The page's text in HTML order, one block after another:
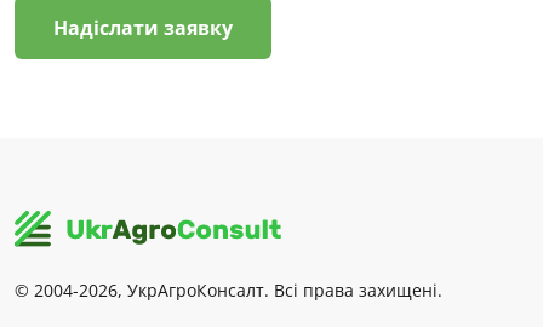
Надіслати заявку
© 2004-2026, УкрАгроКонсалт. Всі права захищені.